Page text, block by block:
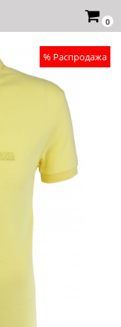
0
% Распродажа